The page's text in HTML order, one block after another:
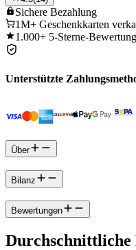
Sichere Bezahlung
1M+ Geschenkkarten
1.000+ 5-Sterne-
Unterstützte
Über
Bilanz
Bewertungen
Durchschnittliche